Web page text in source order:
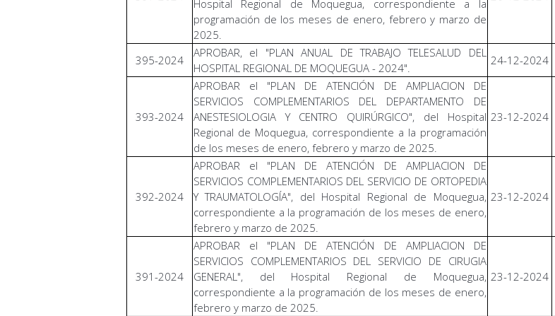
Hospital Regional de Moquegua, correspondiente a la
programación de los meses de enero, febrero y marzo de
2025.
395-2024
APROBAR, el "PLAN ANUAL DE TRABAJO TELESALUD DEL
HOSPITAL REGIONAL DE MOQUEGUA - 2024".
24-12-2024
393-2024
APROBAR el "PLAN DE ATENCIÓN DE AMPLIACION DE
SERVICIOS COMPLEMENTARIOS DEL DEPARTAMENTO DE
ANESTESIOLOGIA Y CENTRO QUIRÚRGICO", del Hospital
Regional de Moquegua, correspondiente a la programación
de los meses de enero, febrero y marzo de 2025.
23-12-2024
392-2024
APROBAR el "PLAN DE ATENCIÓN DE AMPLIACION DE
SERVICIOS COMPLEMENTARIOS DEL SERVICIO DE ORTOPEDIA
Y TRAUMATOLOGÍA", del Hospital Regional de Moquegua,
correspondiente a la programación de los meses de enero,
febrero y marzo de 2025.
23-12-2024
391-2024
APROBAR el "PLAN DE ATENCIÓN DE AMPLIACION DE
SERVICIOS COMPLEMENTARIOS DEL SERVICIO DE CIRUGIA
GENERAL", del Hospital Regional de Moquegua,
correspondiente a la programación de los meses de enero,
febrero y marzo de 2025.
23-12-2024